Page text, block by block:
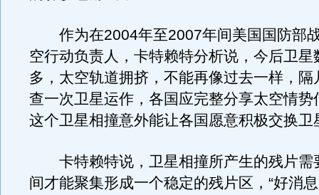
作为在2004年至2007年间美国国防部
空行动负责人，卡特赖特分析说，今后卫星
多，太空轨道拥挤，不能再像过去一样，隔
查一次卫星运作，各国应完整分享太空情势
这个卫星相撞意外能让各国愿意积极交换卫
卡特赖特说，卫星相撞所产生的残片需
间才能聚集形成一个稳定的残片区，“好消